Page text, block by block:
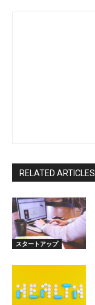
RELATED ARTICLES
スタートアップ